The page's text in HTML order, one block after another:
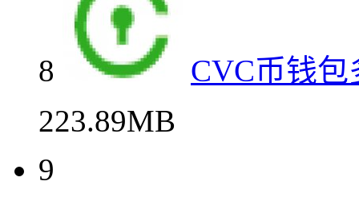
8
CVC币钱
223.89MB
9